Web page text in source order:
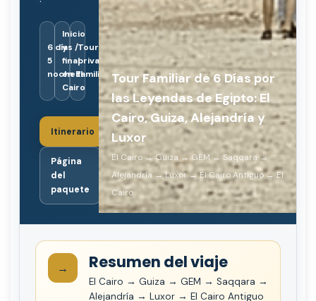
6 días /
5
noches
Inicio
y
final
en El
Cairo
Tour
privado
familiar
Itinerario
Página
del
paquete
Tour Familiar de 6 Días por
las Leyendas de Egipto: El
Cairo, Guiza, Alejandría y
Luxor
El Cairo → Guiza → GEM → Saqqara →
Alejandría → Luxor → El Cairo Antiguo → El
Cairo
→ Resumen del viaje
El Cairo → Guiza → GEM → Saqqara →
Alejandría → Luxor → El Cairo Antiguo